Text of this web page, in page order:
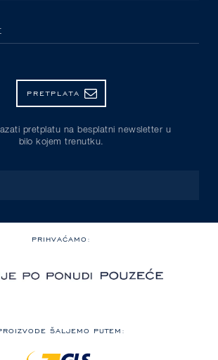
PRETPLATA
pretplatu na besplatni newsletter u
bilo kojem trenutku.
PRIHVAĆAMO:
ŠALJEMO PUTEM: